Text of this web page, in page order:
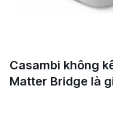
Casambi không
Matter Bridge là